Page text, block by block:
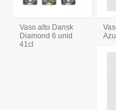
Vaso alto Dansk
Diamond 6 unid
41cl
Azul